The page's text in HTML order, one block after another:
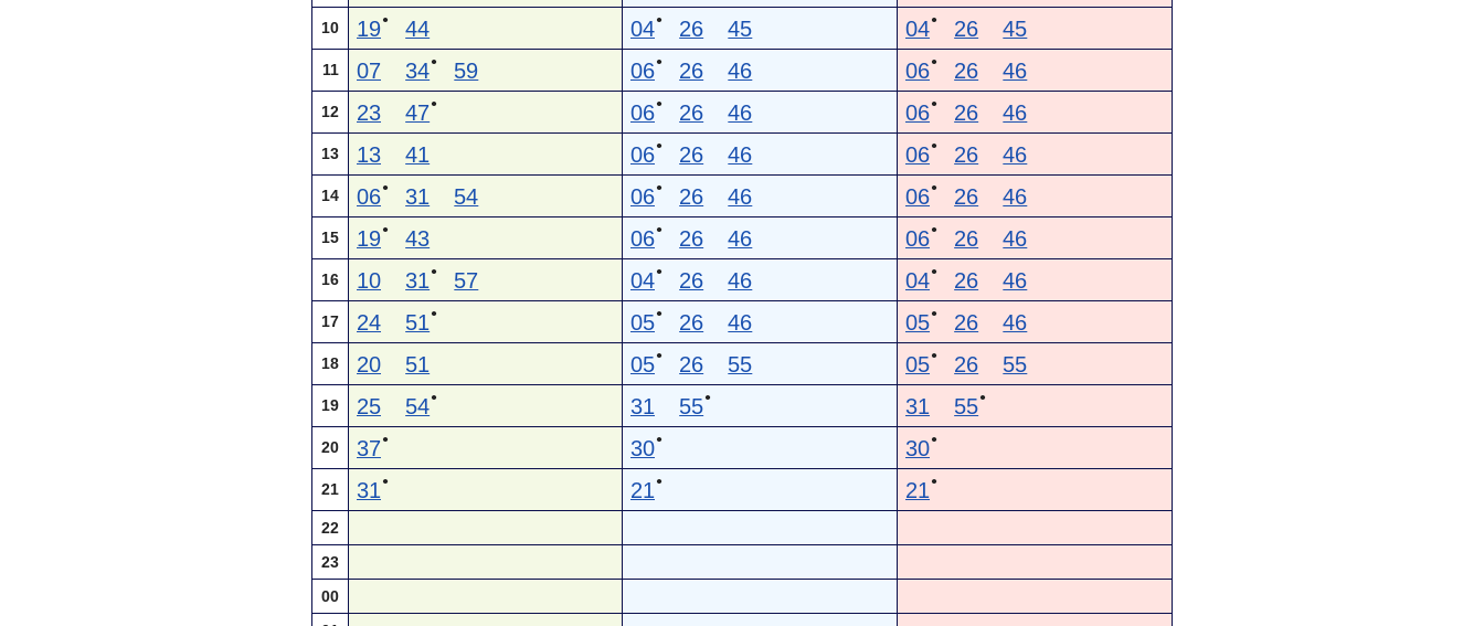
10 19● 44 04● 26 45 04● 26 45
11 07 34● 59 06● 26 46 06● 26 46
12 23 47● 06● 26 46 06● 26 46
13 13 41 06● 26 46 06● 26 46
14 06● 31 54 06● 26 46 06● 26 46
15 19● 43 06● 26 46 06● 26 46
16 10 31 ● 57 04● 26 46 04● 26 46
17 24 51 ● 05● 26 46 05● 26 46
18 20 51 05● 26 55 05● 26 55
19 25 54● 31 55● 31 55●
20 37● 30● 30●
21 31 ● 21 ● 21 ●
22
23
00